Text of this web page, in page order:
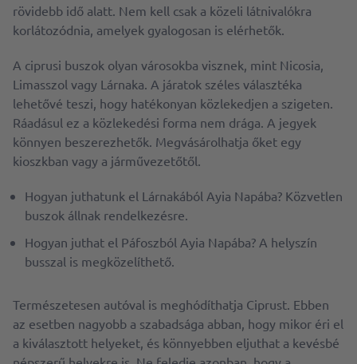
rövidebb idő alatt. Nem kell csak a közeli látnivalókra
korlátozódnia, amelyek gyalogosan is elérhetők.
A ciprusi buszok olyan városokba visznek, mint Nicosia,
Limasszol vagy Lárnaka. A járatok széles választéka
lehetővé teszi, hogy hatékonyan közlekedjen a szigeten.
Ráadásul ez a közlekedési forma nem drága. A jegyek
könnyen beszerezhetők. Megvásárolhatja őket egy
kioszkban vagy a járművezetőtől.
Hogyan juthatunk el Lárnakából Ayia Napába? Közvetlen
buszok állnak rendelkezésre.
Hogyan juthat el Páfoszból Ayia Napába? A helyszín
busszal is megközelíthető.
Természetesen autóval is meghódíthatja Ciprust. Ebben
az esetben nagyobb a szabadsága abban, hogy mikor éri el
a kiválasztott helyeket, és könnyebben eljuthat a kevésbé